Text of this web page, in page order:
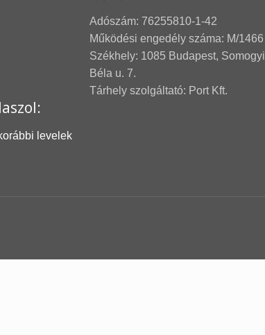
levelek
Adószám: 76255810-1-42
Működési engedély száma: M/1466
Székhely: 1085 Budapest, Somogyi
Béla u. 7.
Tárhely szolgáltató: Port Kft.